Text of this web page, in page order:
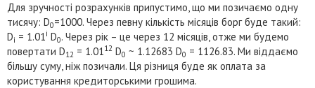
Для зручності розрахунків припустимо, що ми позичаємо одну
тисячу: D0=1000. Через певну кількість місяців борг буде такий:
Di = 1.01i D0. Через рік – це через 12 місяців, отже ми будемо
повертати D12 = 1.0112 D0 ~ 1.12683 D0 = 1126.83. Ми віддаємо
більшу суму, ніж позичали. Ця різниця буде як оплата за
користування кредиторськими грошима.